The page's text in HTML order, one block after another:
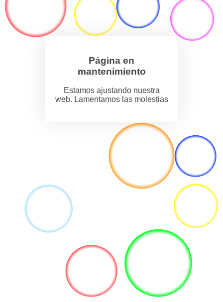
Página en
mantenimiento
Estamos ajustando nuestra
web. Lamentamos las molestias